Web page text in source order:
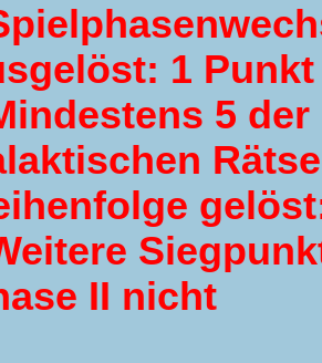
1 Punkt
5 der
II nicht